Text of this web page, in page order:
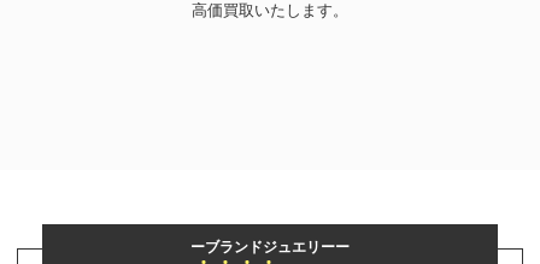
高価買取いたします。
ーブランドジュエリーー